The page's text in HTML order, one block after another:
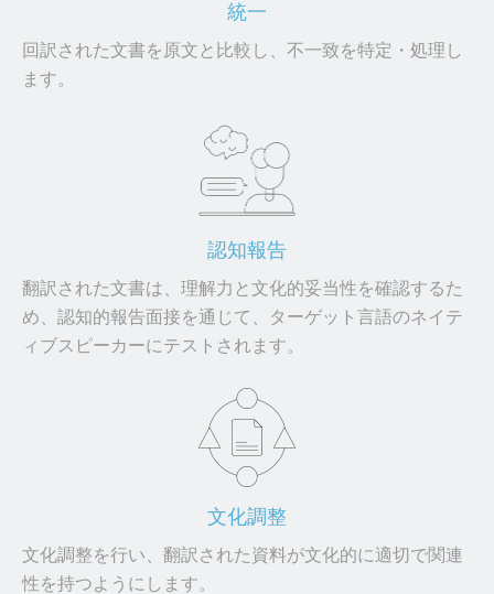
統一
回訳された文書を原文と比較し、不一致を特定・処理し
ます。
認知報告
翻訳された文書は、理解力と文化的妥当性を確認するた
め、認知的報告面接を通じて、ターゲット言語のネイテ
ィブスピーカーにテストされます。
文化調整
文化調整を行い、翻訳された資料が文化的に適切で関連
性を持つようにします。